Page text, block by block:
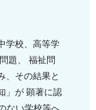
学校、高等学
題、 福祉問
、その結果と
」が 顕著に認
ない学校等へ